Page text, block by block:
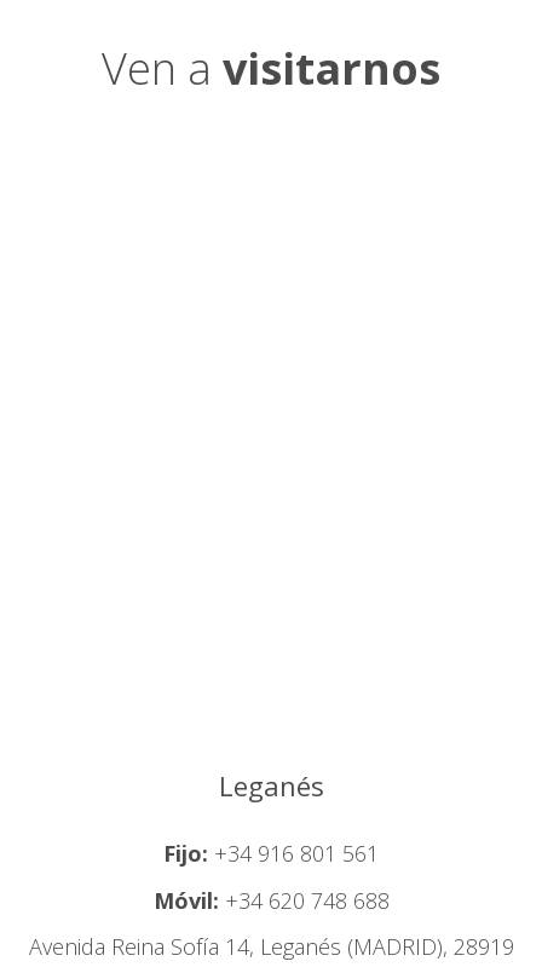
Ven a visitarnos
Leganés
Fijo: +34 916 801 561
Móvil: +34 620 748 688
Avenida Reina Sofía 14, Leganés (MADRID), 28919